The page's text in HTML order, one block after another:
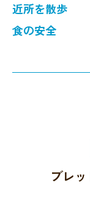
近所を散歩
食の安全
ブレ